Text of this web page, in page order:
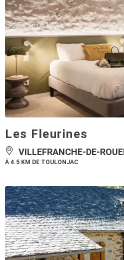
Les Fleurines
VILLEFRANCHE-DE-
À 4.5 KM DE TOULONJAC